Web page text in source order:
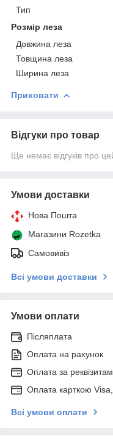
Тип
Розмір леза
Довжина леза
Товщина леза
Ширина леза
Приховати
Відгуки про товар
Ще немає відгуків про
Умови доставки
Нова Пошта
Магазини Rozetka
Самовивіз
Всі умови доставки
Умови оплати
Післяплата
Оплата на рахунок
Оплата за
Оплата карткою
Всі умови оплати